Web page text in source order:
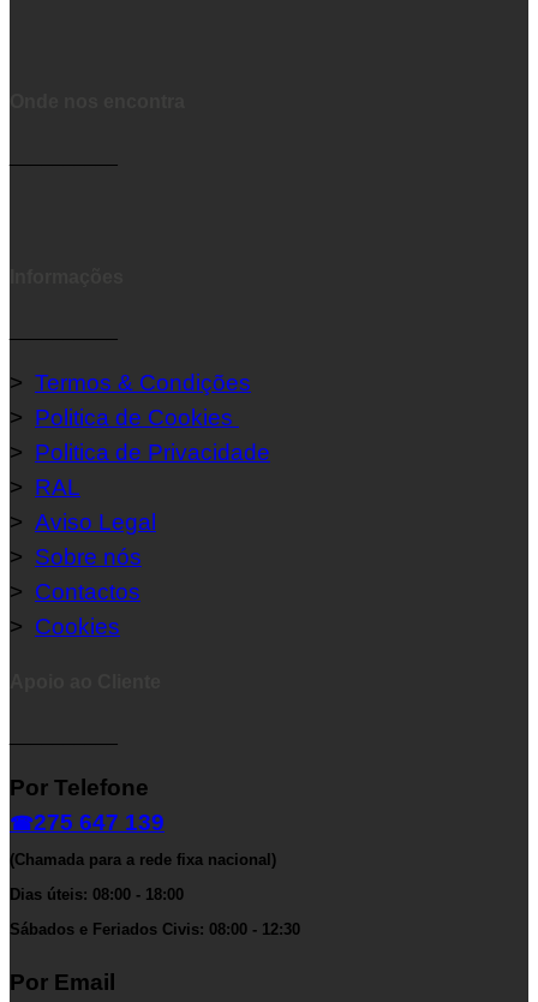
> Termos & Condições
> Politica de Cookies
> Politica de Privacidade
> RAL
> Aviso Legal
> Sobre nós
> Contactos
> Cookies
Por Telefone
☎275 647 139
(Chamada para a rede fixa nacional)
Dias úteis: 08:00 - 18:00
Sábados e Feriados Civis: 08:00 - 12:30
Por Email